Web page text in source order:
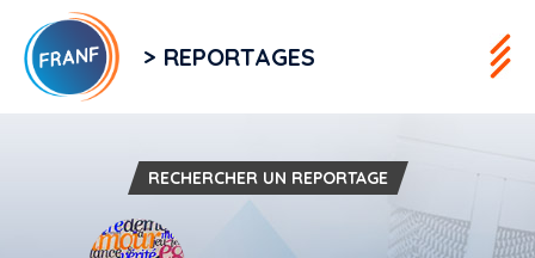
> REPORTAGES
RECHERCHER UN REPORTAGE